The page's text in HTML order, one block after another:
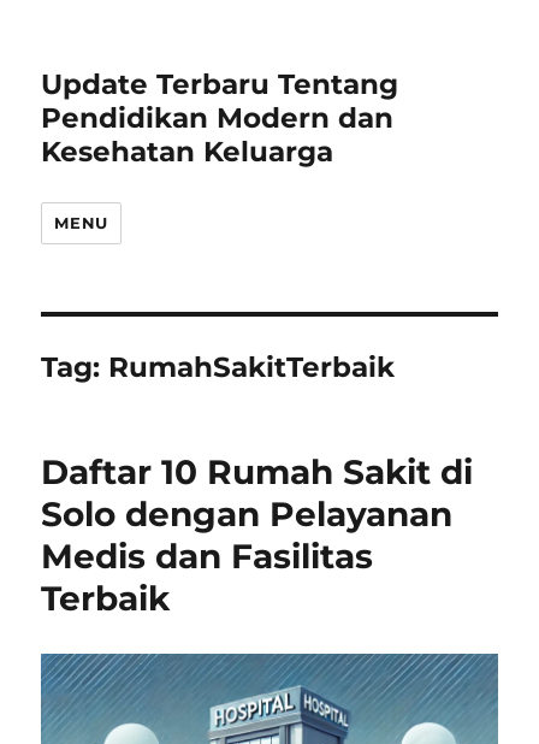
Update Terbaru Tentang
Pendidikan Modern dan
Kesehatan Keluarga
MENU
Tag: RumahSakitTerbaik
Daftar 10 Rumah Sakit di
Solo dengan Pelayanan
Medis dan Fasilitas
Terbaik